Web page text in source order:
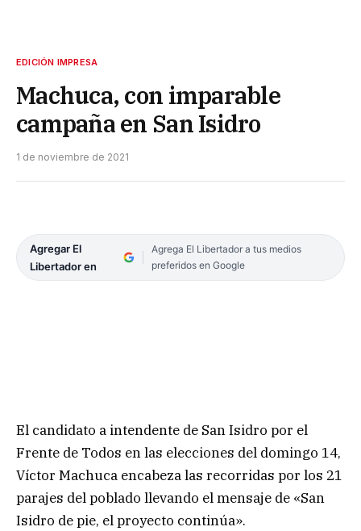
EDICIÓN IMPRESA
Machuca, con imparable
campaña en San Isidro
1 de noviembre de 2021
Agregar El
Libertador en
Agrega El Libertador a tus medios
preferidos en Google
El candidato a intendente de San Isidro por el
Frente de Todos en las elecciones del domingo 14,
Víctor Machuca encabeza las recorridas por los 21
parajes del poblado llevando el mensaje de «San
Isidro de pie, el proyecto continúa».